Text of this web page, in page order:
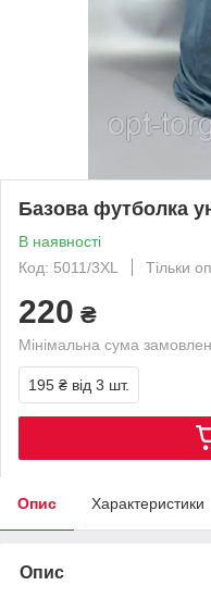
Базова футболка
В наявності
Код: 5011/3XL
Тільки
220 ₴
Мінімальна сума
195 ₴ від 3 шт.
Опис Характеристики
Опис